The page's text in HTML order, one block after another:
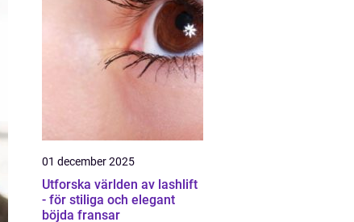
01 december 2025
Utforska världen av lashlift
- för stiliga och elegant
böjda fransar